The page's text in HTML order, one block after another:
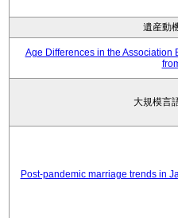
遺産動
Age Differences in the
大規模言
Post-pandemic marriage trends in